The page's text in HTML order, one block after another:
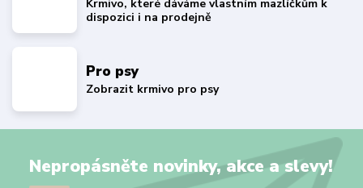
Krmivo, které dáváme vlastním mazlíčkům k
dispozici i na prodejně
Pro psy
Zobrazit krmivo pro psy
Nepropásněte novinky, akce a slevy!